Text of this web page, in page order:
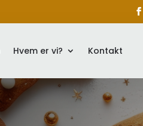
Hvem er vi? Kontakt